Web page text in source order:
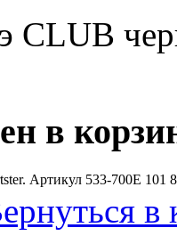
CLUB
в
Артикул 533-700E 101
в